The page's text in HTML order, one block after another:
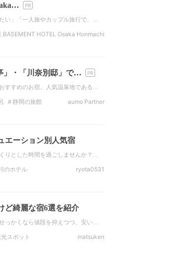
い」「一人旅やカップル旅行で、…
BASEMENT HOTEL Osaka Honmachi
」・「川奈別邸」で…
すすめのお宿。人気温泉地である…
静岡の旅館
aumo Partner
エーション別人気宿
りとした時間を過ごしませんか？…
のホテル
ryota0531
ど綺麗な宿6選を紹介
っかくなら値段を抑えつつ、安い…
スポット
matsuken